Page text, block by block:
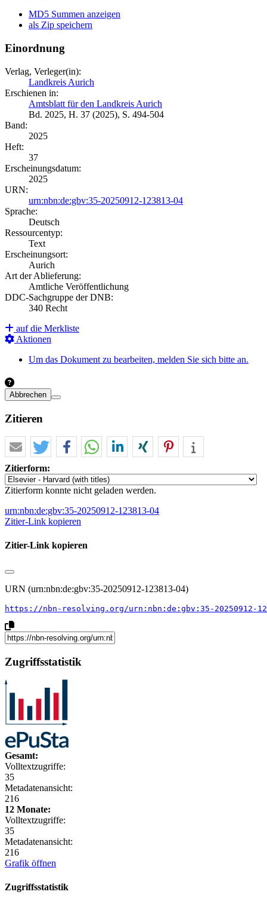
MD5 Summen anzeigen
als Zip speichern
Einordnung
Verlag, Verleger(in):
Landkreis Aurich
Erschienen in:
Amtsblatt für den Landkreis Aurich
Bd. 2025, H. 37 (2025), S. 494-504
Band:
2025
Heft:
37
Erscheinungsdatum:
2025
URN:
urn:nbn:de:gbv:35-20250912-123813-04
Sprache:
Deutsch
Ressourcentyp:
Text
Erscheinungsort:
Aurich
Art der Ablieferung:
Amtliche Veröffentlichung
DDC-Sachgruppe der DNB:
340 Recht
auf die Merkliste
Aktionen
Um das Dokument zu bearbeiten, melden Sie sich bitte an.
Abbrechen
Zitieren
Zitierform:
Zitierform konnte nicht geladen werden.
urn:nbn:de:gbv:35-20250912-123813-04
Zitier-Link kopieren
Zitier-Link kopieren
URN (urn:nbn:de:gbv:35-20250912-123813-04)
https://nbn-resolving.org/urn:nbn:de:gbv:35-20250912-
Zugriffsstatistik
Gesamt:
Volltextzugriffe:
35
Metadatenansicht:
216
12 Monate:
Volltextzugriffe:
35
Metadatenansicht:
216
Grafik öffnen
Zugriffsstatistik